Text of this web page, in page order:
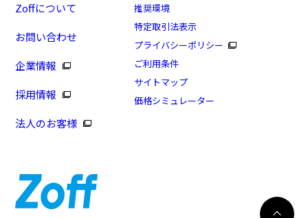
Zoffについて
お問い合わせ
企業情報
採用情報
法人のお客様
推奨環境
特定取引法表示
プライバシーポリシー
ご利用条件
サイトマップ
価格シミュレーター